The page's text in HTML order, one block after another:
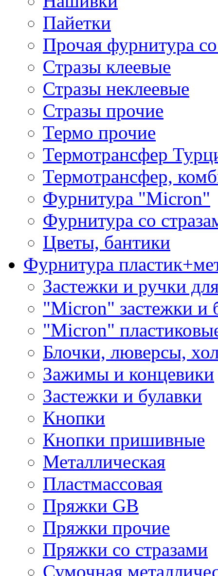
Пайетки
Прочая фурнитура
Стразы клеевые
Стразы неклеевые
Стразы прочие
Термо прочие
Термотрансфер
Термотрансфер,
Фурнитура "Micron"
Фурнитура со
Цветы, бантики
Фурнитура
Застежки и ручки
"Micron" застежки и
"Micron"
Блочки, люверсы,
Зажимы и концевики
Застежки и булавки
Кнопки
Кнопки пришивные
Металлическая
Пластмассовая
Пряжки GB
Пряжки прочие
Пряжки со стразами
Сумочная